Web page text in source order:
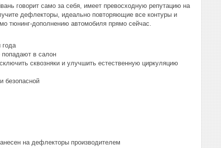
говорит само за себя, имеет превосходную репутацию на
дефлекторы, идеально повторяющие все контуры и
тюнинг-дополнению автомобиля прямо сейчас.
года
попадают в салон
сквозняки и улучшить естественную циркуляцию
безопасной
на дефлекторы производителем